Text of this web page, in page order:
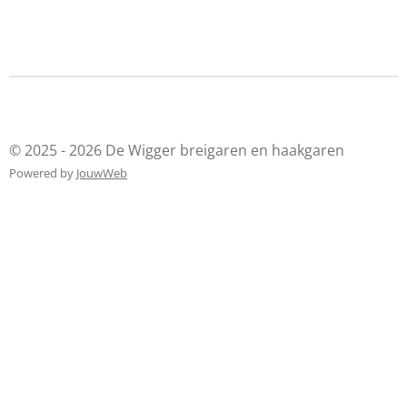
© 2025 - 2026 De Wigger breigaren en haakgaren
Powered by JouwWeb